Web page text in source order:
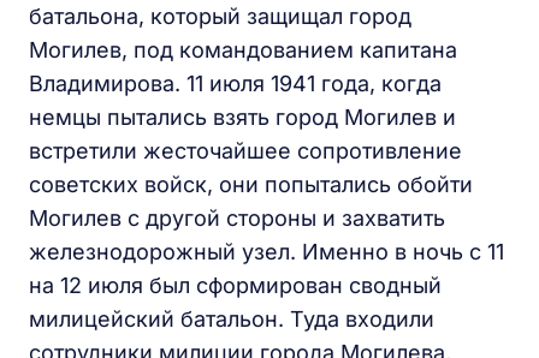
батальона, который защищал город
Могилев, под командованием капитана
Владимирова. 11 июля 1941 года, когда
немцы пытались взять город Могилев и
встретили жесточайшее сопротивление
советских войск, они попытались обойти
Могилев с другой стороны и захватить
железнодорожный узел. Именно в ночь с 11
на 12 июля был сформирован сводный
милицейский батальон. Туда входили